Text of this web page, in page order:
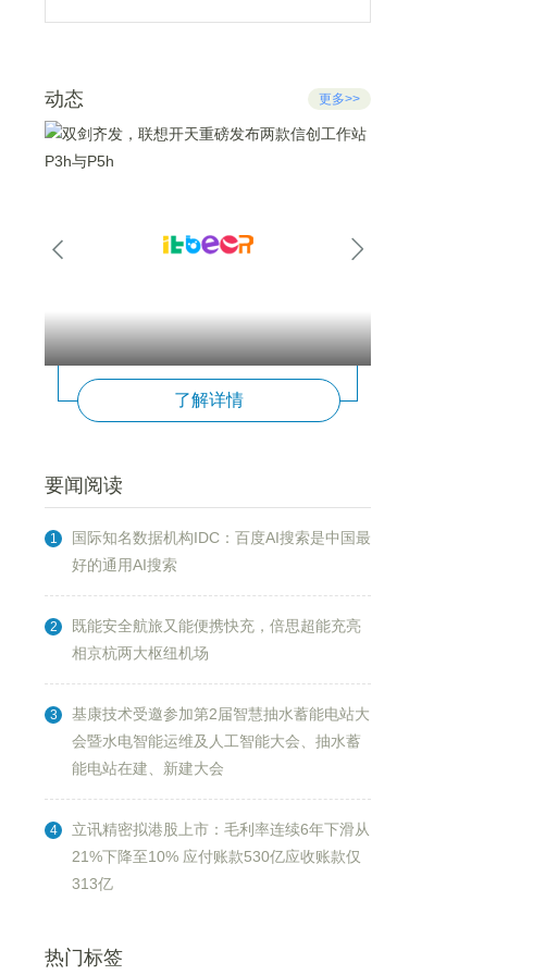
动态 更多>>
了解详情
要闻阅读
1
国际知名数据机构IDC：百度AI搜索是中国最
好的通用AI搜索
2
既能安全航旅又能便携快充，倍思超能充亮
相京杭两大枢纽机场
3
基康技术受邀参加第2届智慧抽水蓄能电站大
会暨水电智能运维及人工智能大会、抽水蓄
能电站在建、新建大会
4
立讯精密拟港股上市：毛利率连续6年下滑从
21%下降至10% 应付账款530亿应收账款仅
313亿
热门标签